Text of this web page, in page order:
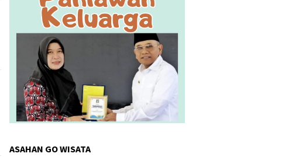
ASAHAN GO WISATA